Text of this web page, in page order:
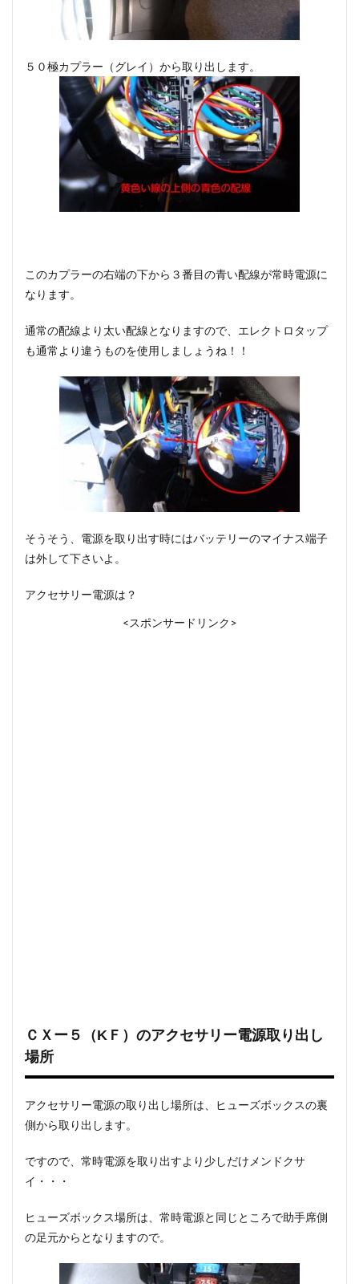
５０極カプラー（グレイ）から取り出します。
このカプラーの右端の下から３番目の青い配線が常時電源に
なります。
通常の配線より太い配線となりますので、エレクトロタップ
も通常より違うものを使用しましょうね！！
そうそう、電源を取り出す時にはバッテリーのマイナス端子
は外して下さいよ。
アクセサリー電源は？
<スポンサードリンク>
ＣＸー５（KＦ）のアクセサリー電源取り出し
場所
アクセサリー電源の取り出し場所は、ヒューズボックスの裏
側から取り出します。
ですので、常時電源を取り出すより少しだけメンドクサ
イ・・・
ヒューズボックス場所は、常時電源と同じところで助手席側
の足元からとなりますので。